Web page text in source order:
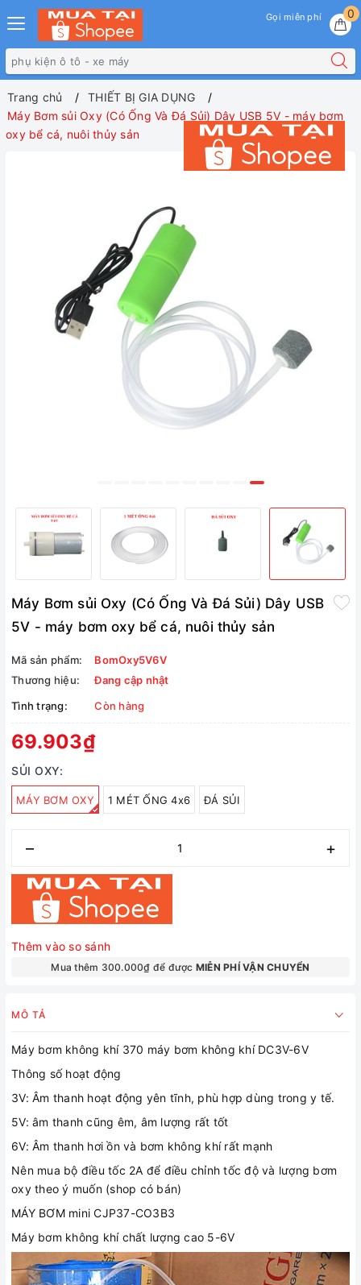
0
Gọi miễn phí
Trang chủ
THIẾT BỊ GIA DỤNG
Máy Bơm sủi Oxy (Có Ống Và Đá Sủi) Dây USB 5V - máy bơm
oxy bể cá, nuôi thủy sản
Máy Bơm sủi Oxy (Có Ống Và Đá Sủi) Dây USB
5V - máy bơm oxy bể cá, nuôi thủy sản
Mã sản phẩm:
BomOxy5V6V
Thương hiệu:
Đang cập nhật
Tình trạng:
Còn hàng
69.903₫
SỦI OXY:
MÁY BƠM OXY 1 MÉT ỐNG 4x6 ĐÁ SỦI
– +
Thêm vào so sánh
Mua thêm 300.000₫ để được MIỄN PHÍ VẬN CHUYỂN
MÔ TẢ
Máy bơm không khí 370 máy bơm không khí DC3V-6V
Thông số hoạt động
3V: Âm thanh hoạt động yên tĩnh, phù hợp dùng trong y tế.
5V: âm thanh cũng êm, âm lượng rất tốt
6V: Âm thanh hơi ồn và bơm không khí rất mạnh
Nên mua bộ điều tốc 2A để điều chỉnh tốc độ và lượng bơm
oxy theo ý muốn (shop có bán)
MÁY BƠM mini CJP37-CO3B3
Máy bơm không khí chất lượng cao 5-6V